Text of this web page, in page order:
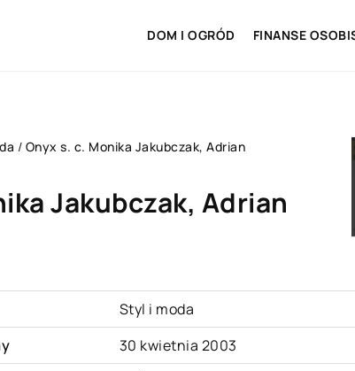
DOM I OGRÓD FINANSE
/ Onyx s. c. Monika Jakubczak, Adrian
Jakubczak, Adrian
Styl i moda
30 kwietnia 2003